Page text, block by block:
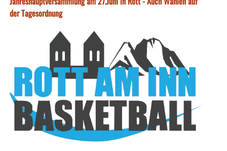
der Tagesordnung